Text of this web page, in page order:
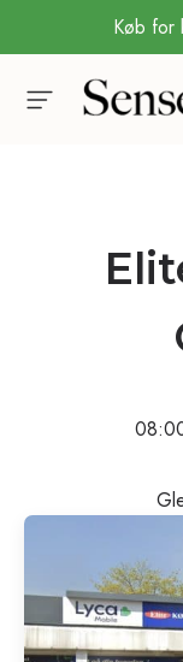
Køb for